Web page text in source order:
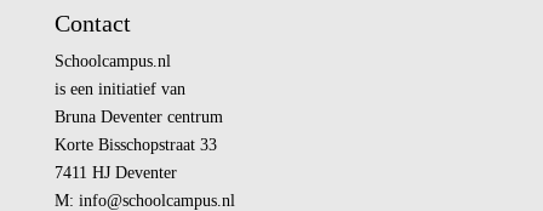
Contact
Schoolcampus.nl
is een initiatief van
Bruna Deventer centrum
Korte Bisschopstraat 33
7411 HJ Deventer
M: info@schoolcampus.nl